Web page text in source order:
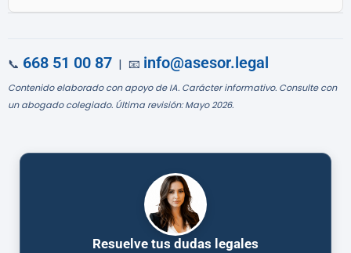
📞 668 51 00 87 | 📧 info@asesor.legal
Contenido elaborado con apoyo de IA. Carácter informativo. Consulte con
un abogado colegiado. Última revisión: Mayo 2026.
Resuelve tus dudas legales